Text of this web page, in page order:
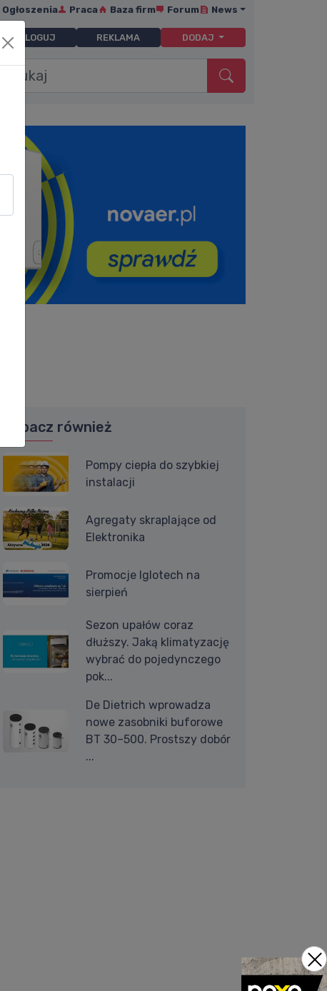
Ogłoszenia Praca Baza firm Forum News
ZALOGUJ REKLAMA DODAJ
Zobacz również
Pompy ciepła do szybkiej
instalacji
Agregaty skraplające od
Elektronika
Promocje Iglotech na
sierpień
Sezon upałów coraz
dłuższy. Jaką klimatyzację
wybrać do pojedynczego
pok...
De Dietrich wprowadza
nowe zasobniki buforowe
BT 30–500. Prostszy dobór
...